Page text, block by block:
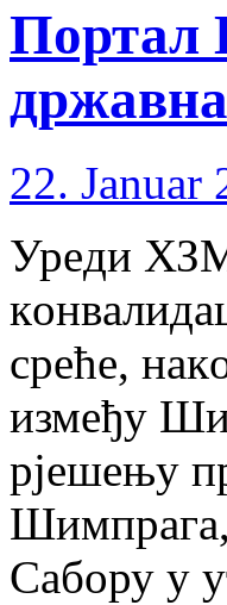
Портал
22. Januar
Урeди
срeћe,
измeђу
рjeшeњу
Шимпрaгa,
Сaбoру у